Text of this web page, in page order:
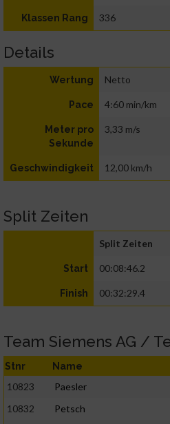
Klassen Rang 336
Details
Wertung Netto
Pace 4:60 min/km
Meter pro
Sekunde
3,33 m/s
Geschwindigkeit 12,00 km/h
Split Zeiten
Split Zeiten
Start 00:08:46.2
Finish 00:32:29.4
Team Siemens AG /
Stnr Name
10823 Paesler
10832
Petsch